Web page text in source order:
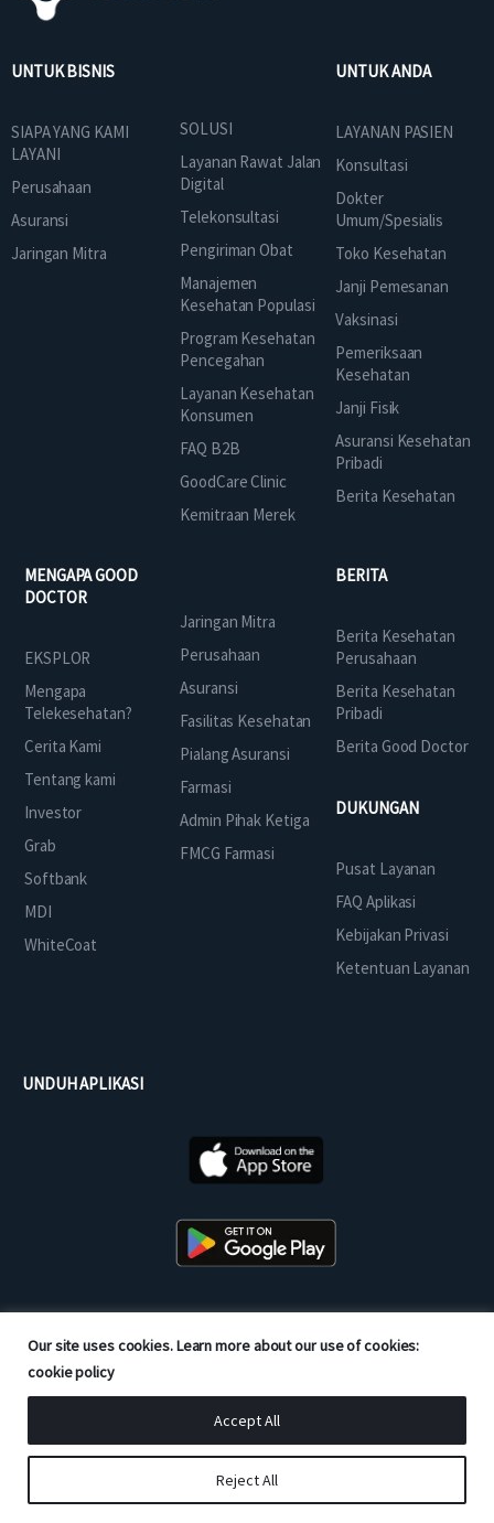
Our site uses cookies. Learn more about our use of cookies:
cookie policy
Reject All
Accept All
UNTUK BISNIS
SIAPA YANG KAMI
LAYANI
Perusahaan
Asuransi
Jaringan Mitra
SOLUSI
Layanan Rawat Jalan
Digital
Telekonsultasi
Pengiriman Obat
Manajemen
Kesehatan Populasi
Program Kesehatan
Pencegahan
Layanan Kesehatan
Konsumen
FAQ B2B
GoodCare Clinic
Kemitraan Merek
UNTUK ANDA
LAYANAN PASIEN
Konsultasi
Dokter
Umum/Spesialis
Toko Kesehatan
Janji Pemesanan
Vaksinasi
Pemeriksaan
Kesehatan
Janji Fisik
Asuransi Kesehatan
Pribadi
Berita Kesehatan
MENGAPA GOOD
DOCTOR
EKSPLOR
Mengapa
Telekesehatan?
Cerita Kami
Tentang kami
Investor
Grab
Softbank
MDI
WhiteCoat
Jaringan Mitra
Perusahaan
Asuransi
Fasilitas Kesehatan
Pialang Asuransi
Farmasi
Admin Pihak Ketiga
FMCG Farmasi
BERITA
Berita Kesehatan
Perusahaan
Berita Kesehatan
Pribadi
Berita Good Doctor
DUKUNGAN
Pusat Layanan
FAQ Aplikasi
Kebijakan Privasi
Ketentuan Layanan
UNDUH APLIKASI
Mitra Resmi dari